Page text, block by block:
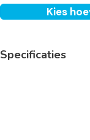
Kies
Specificaties